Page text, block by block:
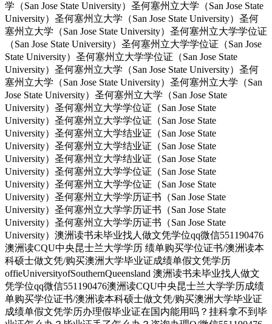
学（San Jose State University）圣何塞州立大学（San Jose State
University）圣何塞州立大学（San Jose State University）圣何
塞州立大学（San Jose State University）圣何塞州立大学学位证
（San Jose State University）圣何塞州立大学学位证（San Jose
State University）圣何塞州立大学学位证（San Jose State
University）圣何塞州立大学（San Jose State University）圣何
塞州立大学（San Jose State University）圣何塞州立大学（San
Jose State University）圣何塞州立大学（San Jose State
University）圣何塞州立大学学位证（San Jose State
University）圣何塞州立大学学位证（San Jose State
University）圣何塞州立大学结业证（San Jose State
University）圣何塞州立大学结业证（San Jose State
University）圣何塞州立大学结业证（San Jose State
University）圣何塞州立大学学位证（San Jose State
University）圣何塞州立大学学位证（San Jose State
University）圣何塞州立大学学历证书（San Jose State
University）圣何塞州立大学学历证书（San Jose State
University）圣何塞州立大学学历证书（San Jose State
University）澳洲读书未毕业找人做文凭学位qq微信551190476
澳洲读CQU中央昆士兰大学学历 绩单购买学位证书/澳洲读本
科硕士做文凭/购买澳洲大学毕业证成绩单假文凭学历
offieUniversityofSouthernQueensland 澳洲读书未毕业找人做文
凭学位qq微信551190476澳洲读CQU中央昆士兰大学学历成绩
单购买学位证书/澳洲读本科硕士做文凭/购买澳洲大学毕业证
成绩单假文凭学历办理假毕业证在国内能用吗？挂科拿不到毕